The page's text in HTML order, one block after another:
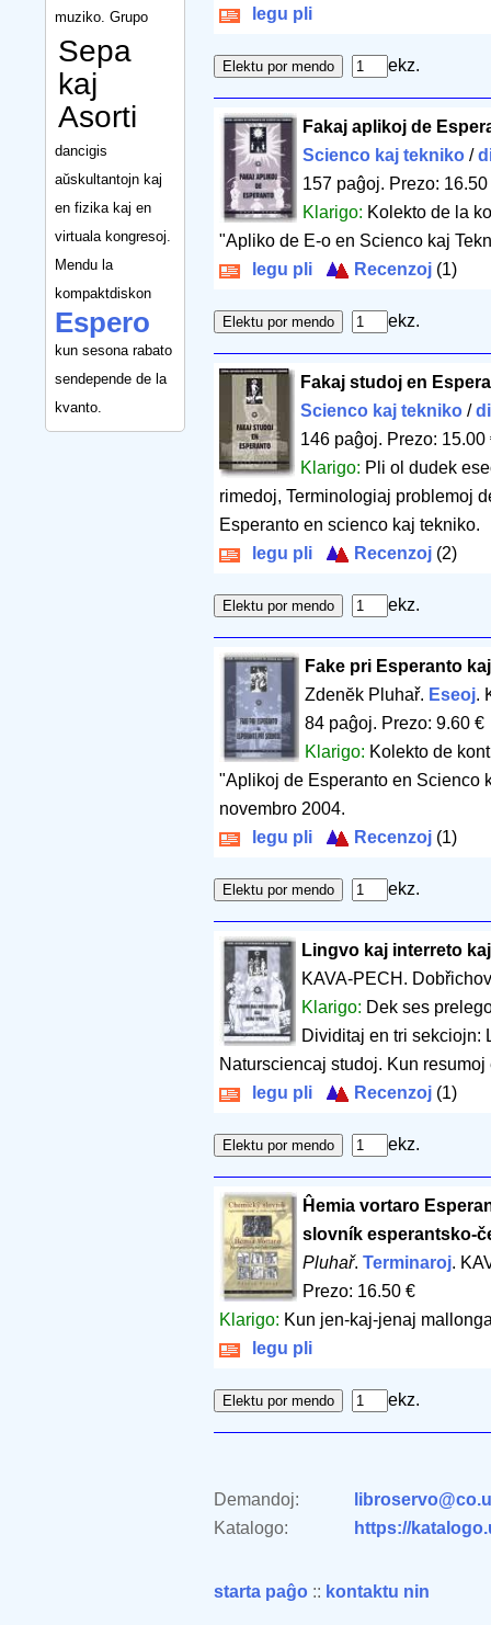
muziko. Grupo
Sepa
kaj
Asorti
dancigis
aŭskultantojn kaj
en fizika kaj en
virtuala kongresoj.
Mendu la
kompaktdiskon
Espero
kun sesona rabato
sendepende de la
kvanto.
legu pli
ekz.
Fakaj aplikoj de
Scienco kaj tekniko/
157 paĝoj. Prezo: 16.50
Klarigo: Kolekto de la
"Apliko de E-o en Scienco kaj
legu pli
Recenzoj (1)
ekz.
Fakaj studoj en
Scienco kaj tekniko /
146 paĝoj. Prezo: 15.00
Klarigo: Pli ol dudek
rimedoj, Terminologiaj problemoj
Esperanto en scienco kaj tekniko.
legu pli
Recenzoj (2)
ekz.
Fake pri Esperanto
Zdenĕk Pluhař. Eseoj.
84 paĝoj. Prezo: 9.60 €
Klarigo: Kolekto de
"Aplikoj de Esperanto en Scienco
novembro 2004.
legu pli
Recenzoj (1)
ekz.
Lingvo kaj interreto
KAVA-PECH.
Klarigo: Dek ses
Dividitaj en tri sekciojn:
Natursciencaj studoj. Kun
legu pli
Recenzoj (1)
ekz.
Ĥemia vortaro
slovník esperantsko-
Pluhař. Terminaroj.
Prezo: 16.50 €
Klarigo: Kun jen-kaj-jenaj
legu pli
ekz.
Demandoj:
Katalogo:
https://
starta paĝo :: kontaktu nin